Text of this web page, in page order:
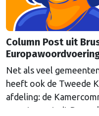
Column Post uit
Net als veel
heeft ook de Tweede
afdeling: de
meeste post uit